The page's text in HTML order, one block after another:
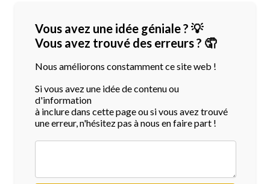
Vous avez une idée géniale ? 💡
Vous avez trouvé des erreurs ? 🤦
Nous améliorons constamment ce site web !
Si vous avez une idée de contenu ou
d'information
à inclure dans cette page ou si vous avez trouvé
une erreur, n'hésitez pas à nous en faire part !